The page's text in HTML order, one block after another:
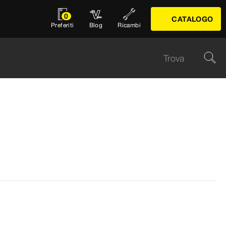
0
Preferiti Blog Ricambi
CATALOGO